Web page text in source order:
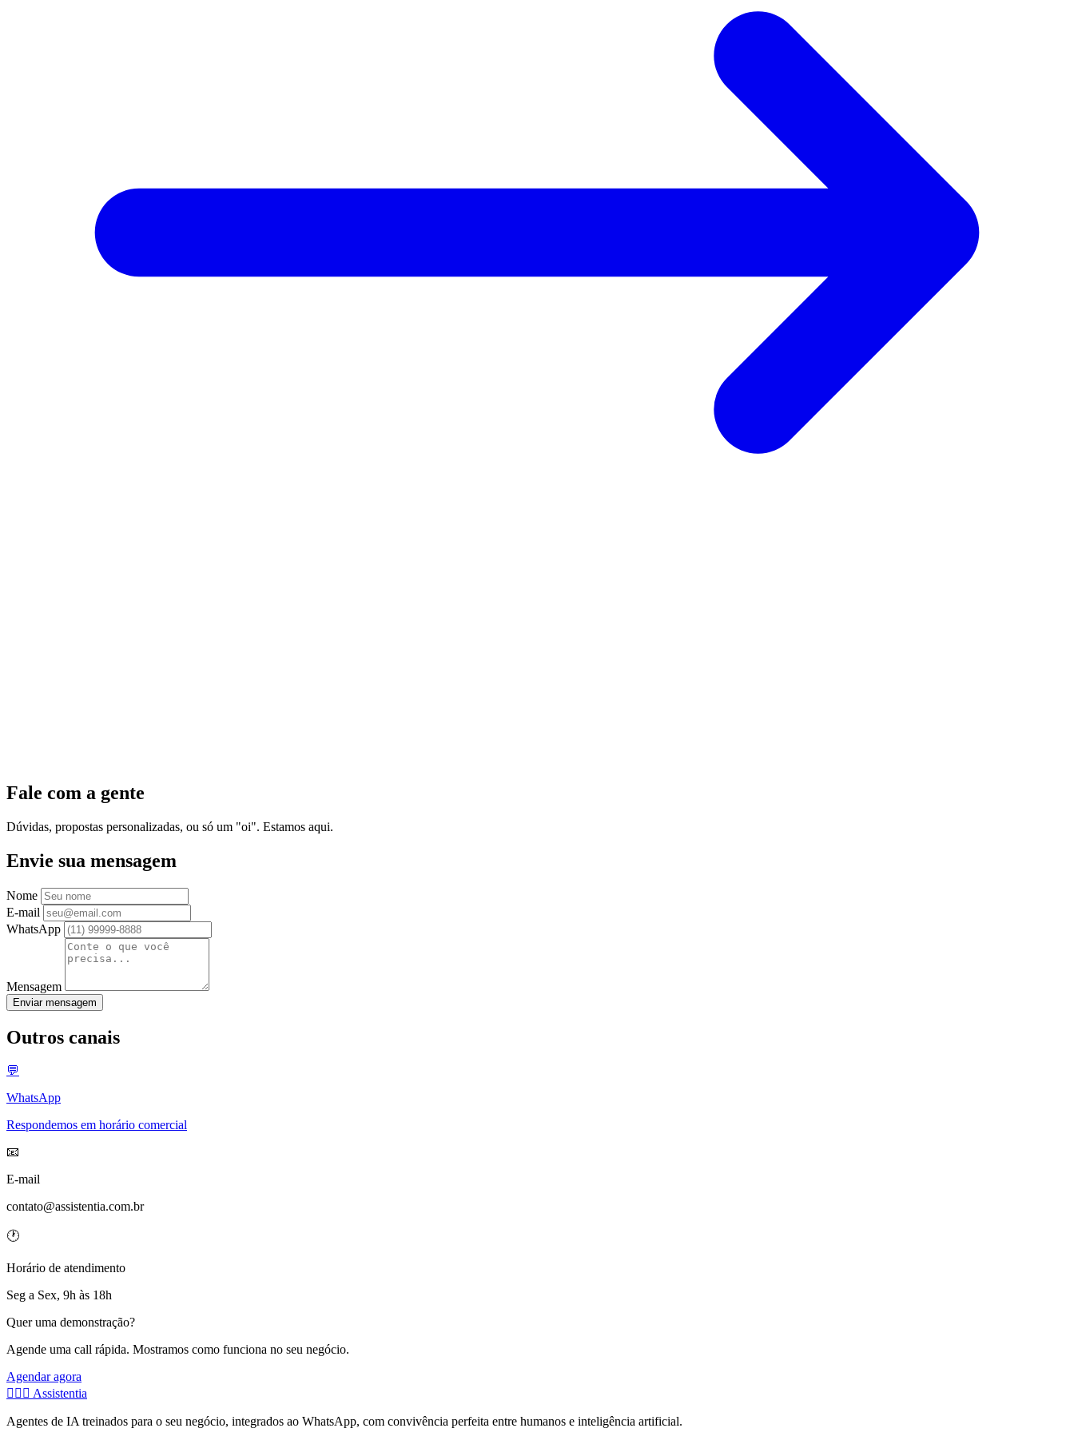
Fale com a gente
Dúvidas, propostas personalizadas, ou só um "oi". Estamos aqui.
Envie sua mensagem
Nome
E-mail
WhatsApp
Mensagem
Enviar mensagem
Outros canais
💬
WhatsApp
Respondemos em horário comercial
📧
E-mail
contato@assistentia.com.br
🕐
Horário de atendimento
Seg a Sex, 9h às 18h
Quer uma demonstração?
Agende uma call rápida. Mostramos como funciona no seu negócio.
Agendar agora
🧚🏻‍♂️ Assistentia
Agentes de IA treinados para o seu negócio, integrados ao WhatsApp, com convivência perfeita entre humanos e inteligência artificial.